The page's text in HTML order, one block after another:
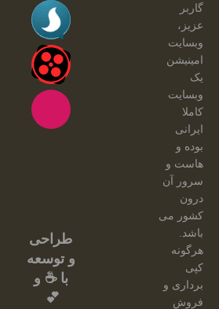
گاربر
عزیز،
وبسایت
امینیشن
یک
وبسایت
کاملا
ایرانی
بوده و
هاست و
سرور آن
درون
کشور می
باشد.
هرگونه
کپی
برداری و
فروش
طراحی
و توسعه
با ☕ و
💕